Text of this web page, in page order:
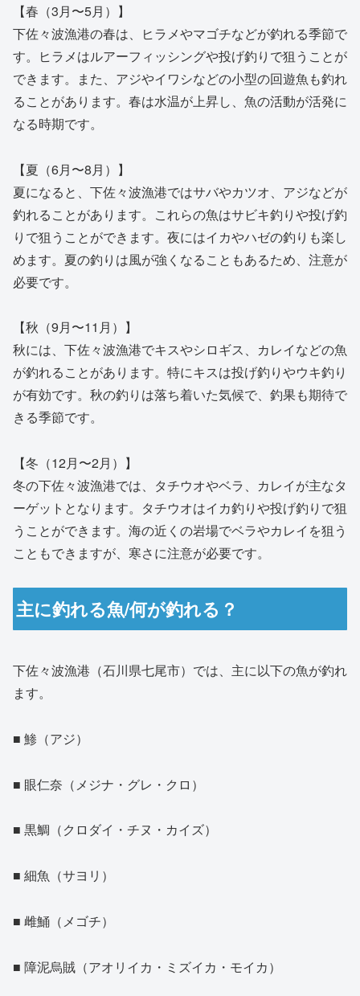
【春（3月〜5月）】
下佐々波漁港の春は、ヒラメやマゴチなどが釣れる季節で
す。ヒラメはルアーフィッシングや投げ釣りで狙うことが
できます。また、アジやイワシなどの小型の回遊魚も釣れ
ることがあります。春は水温が上昇し、魚の活動が活発に
なる時期です。
【夏（6月〜8月）】
夏になると、下佐々波漁港ではサバやカツオ、アジなどが
釣れることがあります。これらの魚はサビキ釣りや投げ釣
りで狙うことができます。夜にはイカやハゼの釣りも楽し
めます。夏の釣りは風が強くなることもあるため、注意が
必要です。
【秋（9月〜11月）】
秋には、下佐々波漁港でキスやシロギス、カレイなどの魚
が釣れることがあります。特にキスは投げ釣りやウキ釣り
が有効です。秋の釣りは落ち着いた気候で、釣果も期待で
きる季節です。
【冬（12月〜2月）】
冬の下佐々波漁港では、タチウオやベラ、カレイが主なタ
ーゲットとなります。タチウオはイカ釣りや投げ釣りで狙
うことができます。海の近くの岩場でベラやカレイを狙う
こともできますが、寒さに注意が必要です。
主に釣れる魚/何が釣れる？
下佐々波漁港（石川県七尾市）では、主に以下の魚が釣れ
ます。
■ 鯵（アジ）
■ 眼仁奈（メジナ・グレ・クロ）
■ 黒鯛（クロダイ・チヌ・カイズ）
■ 細魚（サヨリ）
■ 雌鯒（メゴチ）
■ 障泥烏賊（アオリイカ・ミズイカ・モイカ）